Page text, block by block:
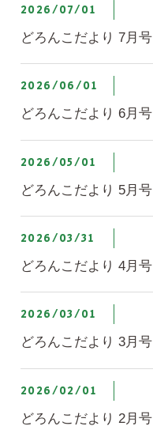
2026/07/01
どろんこだより 7月号
2026/06/01
どろんこだより 6月号
2026/05/01
どろんこだより 5月号
2026/03/31
どろんこだより 4月号
2026/03/01
どろんこだより 3月号
2026/02/01
どろんこだより 2月号